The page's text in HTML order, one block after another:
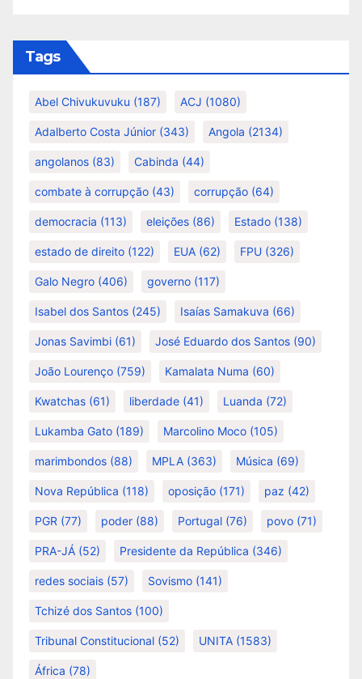
Tags
Abel Chivukuvuku (187) ACJ (1080)
Adalberto Costa Júnior (343) Angola (2134)
angolanos (83) Cabinda (44)
combate à corrupção (43) corrupção (64)
democracia (113) eleições (86) Estado (138)
estado de direito (122) EUA (62) FPU (326)
Galo Negro (406) governo (117)
Isabel dos Santos (245) Isaías Samakuva (66)
Jonas Savimbi (61) José Eduardo dos Santos (90)
João Lourenço (759) Kamalata Numa (60)
Kwatchas (61) liberdade (41) Luanda (72)
Lukamba Gato (189) Marcolino Moco (105)
marimbondos (88) MPLA (363) Música (69)
Nova República (118) oposição (171) paz (42)
PGR (77) poder (88) Portugal (76) povo (71)
PRA-JÁ (52) Presidente da República (346)
redes sociais (57) Sovismo (141)
Tchizé dos Santos (100)
Tribunal Constitucional (52) UNITA (1583)
África (78)